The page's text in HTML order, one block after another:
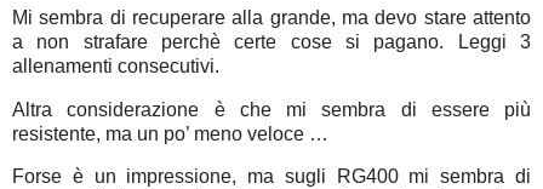
Mi sembra di recuperare alla grande, ma devo stare attento
a non strafare perchè certe cose si pagano. Leggi 3
allenamenti consecutivi.
Altra considerazione è che mi sembra di essere più
resistente, ma un po’ meno veloce …
Forse è un impressione, ma sugli RG400 mi sembra di